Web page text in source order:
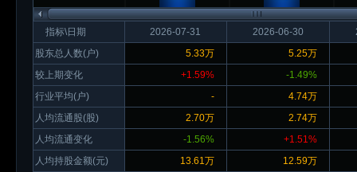
指标\日期
股东总人数(户)
较上期变化
行业平均(户)
人均流通股(股)
人均流通变化
人均持股金额(元)
2026-07-31 2026-06-30
5.33万
5.25万
+1.59%
-1.49%
-
4.74万
2.70万
2.74万
-1.56%
+1.51%
13.61万
12.59万